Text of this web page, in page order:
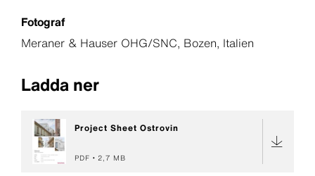
Fotograf
Meraner & Hauser OHG/SNC, Bozen, Italien
Ladda ner
Project Sheet Ostrovin
PDF 2,7 MB